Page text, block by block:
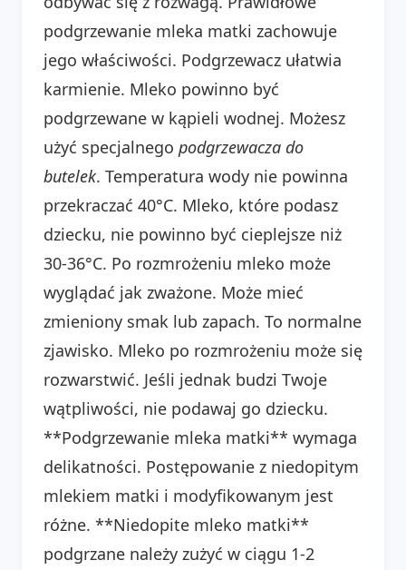
podgrzewanie mleka matki zachowuje
jego właściwości. Podgrzewacz ułatwia
karmienie. Mleko powinno być
podgrzewane w kąpieli wodnej. Możesz
użyć specjalnego podgrzewacza do
butelek. Temperatura wody nie powinna
przekraczać 40°C. Mleko, które podasz
dziecku, nie powinno być cieplejsze niż
30-36°C. Po rozmrożeniu mleko może
wyglądać jak zważone. Może mieć
zmieniony smak lub zapach. To normalne
zjawisko. Mleko po rozmrożeniu może się
rozwarstwić. Jeśli jednak budzi Twoje
wątpliwości, nie podawaj go dziecku.
**Podgrzewanie mleka matki** wymaga
delikatności. Postępowanie z niedopitym
mlekiem matki i modyfikowanym jest
różne. **Niedopite mleko matki**
podgrzane należy zużyć w ciągu 1-2